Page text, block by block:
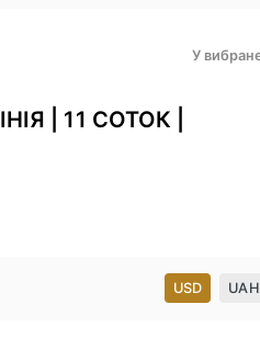
У
| 11 СОТОК |
USD UAH